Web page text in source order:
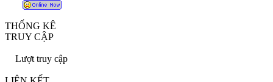
THỐNG KÊ
TRUY CẬP
Lượt truy cập